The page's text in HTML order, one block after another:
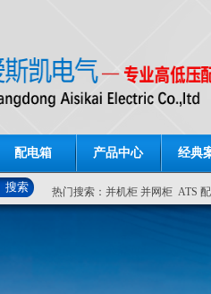
配电箱 产品中心 经典
热门搜索： 并机柜 并网柜 ATS